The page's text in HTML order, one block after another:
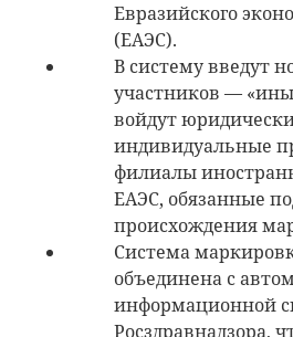
Евразийского
(ЕАЭС).
В систему введут
участников —
войдут
индивидуальные
филиалы
ЕАЭС, обязанные
происхождения
Система
объединена с
информационной
Росздравнадзора,